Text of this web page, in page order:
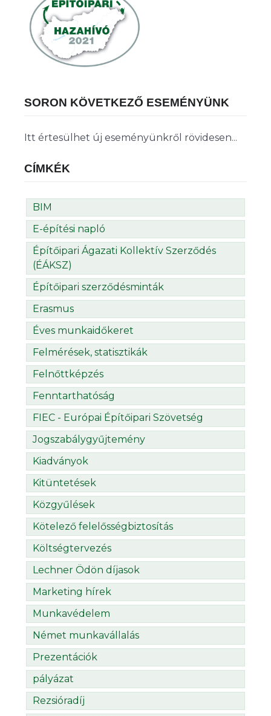
SORON KÖVETKEZŐ ESEMÉNYÜNK
Itt értesülhet új eseményünkről rövidesen...
CÍMKÉK
BIM
E-építési napló
Építőipari Ágazati Kollektív Szerződés
(ÉÁKSZ)
Építőipari szerződésminták
Erasmus
Éves munkaidőkeret
Felmérések, statisztikák
Felnőttképzés
Fenntarthatóság
FIEC - Európai Építőipari Szövetség
Jogszabálygyűjtemény
Kiadványok
Kitüntetések
Közgyűlések
Kötelező felelősségbiztosítás
Költségtervezés
Lechner Ödön díjasok
Marketing hírek
Munkavédelem
Német munkavállalás
Prezentációk
pályázat
Rezsióradíj